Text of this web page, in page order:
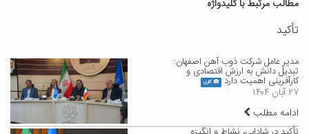
مطالب مرتبط با کلیدواژه
تأکید
مدیر عامل شرکت ذوب آهن اصفهان:
تبدیل دانش به ارزش اقتصادی و
کارآفرینی اهمیت دارد گالری
۲۷ آبان ۱۴۰۴
ادامه مطلب